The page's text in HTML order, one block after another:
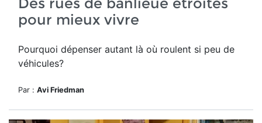
pour mieux vivre
Pourquoi dépenser autant là où roulent si peu de
véhicules?
Par : Avi Friedman